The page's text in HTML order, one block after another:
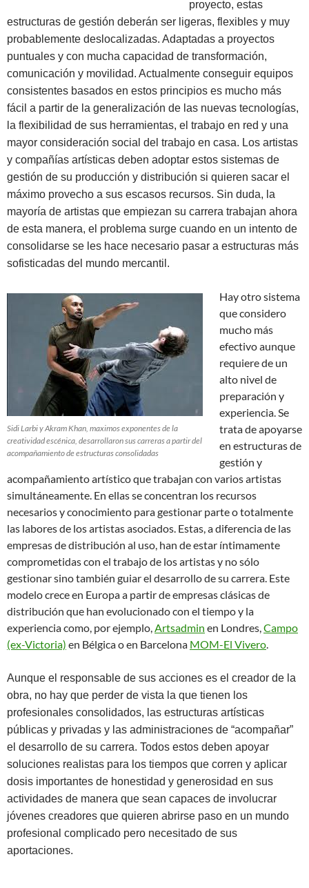
proyecto, estas
estructuras de gestión deberán ser ligeras, flexibles y muy
probablemente deslocalizadas. Adaptadas a proyectos
puntuales y con mucha capacidad de transformación,
comunicación y movilidad. Actualmente conseguir equipos
consistentes basados en estos principios es mucho más
fácil a partir de la generalización de las nuevas tecnologías,
la flexibilidad de sus herramientas, el trabajo en red y una
mayor consideración social del trabajo en casa. Los artistas
y compañías artísticas deben adoptar estos sistemas de
gestión de su producción y distribución si quieren sacar el
máximo provecho a sus escasos recursos. Sin duda, la
mayoría de artistas que empiezan su carrera trabajan ahora
de esta manera, el problema surge cuando en un intento de
consolidarse se les hace necesario pasar a estructuras más
sofisticadas del mundo mercantil.
Sidi Larbi y Akram Khan, maximos exponentes de la
creatividad escénica, desarrollaron sus carreras a partir del
acompañamiento de estructuras consolidadas
Hay otro sistema
que considero
mucho más
efectivo aunque
requiere de un
alto nivel de
preparación y
experiencia. Se
trata de apoyarse
en estructuras de
gestión y
acompañamiento artístico que trabajan con varios artistas
simultáneamente. En ellas se concentran los recursos
necesarios y conocimiento para gestionar parte o totalmente
las labores de los artistas asociados. Estas, a diferencia de las
empresas de distribución al uso, han de estar íntimamente
comprometidas con el trabajo de los artistas y no sólo
gestionar sino también guiar el desarrollo de su carrera. Este
modelo crece en Europa a partir de empresas clásicas de
distribución que han evolucionado con el tiempo y la
experiencia como, por ejemplo,Artsadmin en Londres,Campo
(ex-Victoria) en Bélgica o en Barcelona MOM-El Vivero.
Aunque el responsable de sus acciones es el creador de la
obra, no hay que perder de vista la que tienen los
profesionales consolidados, las estructuras artísticas
públicas y privadas y las administraciones de “acompañar”
el desarrollo de su carrera. Todos estos deben apoyar
soluciones realistas para los tiempos que corren y aplicar
dosis importantes de honestidad y generosidad en sus
actividades de manera que sean capaces de involucrar
jóvenes creadores que quieren abrirse paso en un mundo
profesional complicado pero necesitado de sus
aportaciones.